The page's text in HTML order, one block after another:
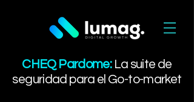
CHEQ Pardome:La suite de
seguridad para el Go-to-market